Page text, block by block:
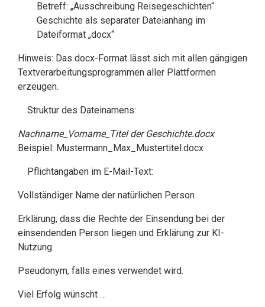
Betreff: „Ausschreibung Reisegeschichten“
Geschichte als separater Dateianhang im
Dateiformat „docx“
Hinweis: Das docx-Format lässt sich mit allen gängigen
Textverarbeitungsprogrammen aller Plattformen
erzeugen.
Struktur des Dateinamens:
Nachname_Vorname_Titel der Geschichte.docx
Beispiel: Mustermann_Max_Mustertitel.docx
Pflichtangaben im E-Mail-Text:
Vollständiger Name der natürlichen Person
Erklärung, dass die Rechte der Einsendung bei der
einsendenden Person liegen und Erklärung zur KI-
Nutzung.
Pseudonym, falls eines verwendet wird.
Viel Erfolg wünscht …